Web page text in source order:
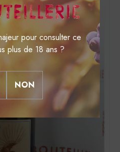
pour consulter ce
plus de 18 ans ?
NON